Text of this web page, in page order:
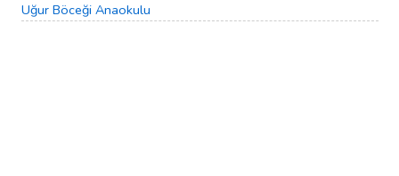
Uğur Böceği Anaokulu